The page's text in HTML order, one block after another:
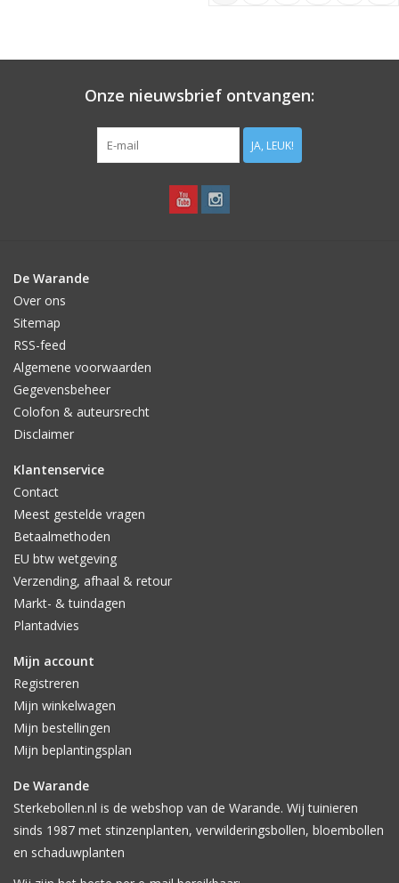
Onze nieuwsbrief ontvangen:
JA, LEUK!
De Warande
Over ons
Sitemap
RSS-feed
Algemene voorwaarden
Gegevensbeheer
Colofon & auteursrecht
Disclaimer
Klantenservice
Contact
Meest gestelde vragen
Betaalmethoden
EU btw wetgeving
Verzending, afhaal & retour
Markt- & tuindagen
Plantadvies
Mijn account
Registreren
Mijn winkelwagen
Mijn bestellingen
Mijn beplantingsplan
De Warande
Sterkebollen.nl is de webshop van de Warande. Wij tuinieren
sinds 1987 met stinzenplanten, verwilderingsbollen, bloembollen
en schaduwplanten